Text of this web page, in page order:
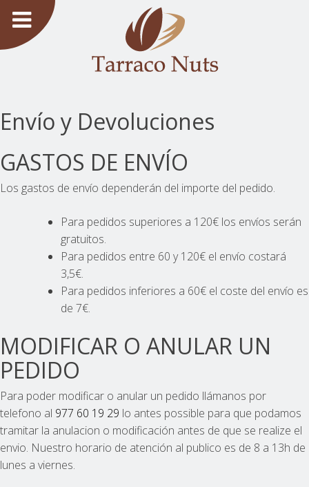
contenido
Envío y Devoluciones
GASTOS DE ENVÍO
Los gastos de envío dependerán del importe del pedido.
Para pedidos superiores a 120€ los envíos serán
gratuitos.
Para pedidos entre 60 y 120€ el envío costará
3,5€.
Para pedidos inferiores a 60€ el coste del envío es
de 7€.
MODIFICAR O ANULAR UN
PEDIDO
Para poder modificar o anular un pedido llámanos por
telefono al 977 60 19 29 lo antes possible para que podamos
tramitar la anulacion o modificación antes de que se realize el
envio. Nuestro horario de atención al publico es de 8 a 13h de
lunes a viernes.